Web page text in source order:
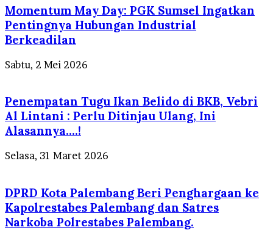
Momentum May Day: PGK Sumsel Ingatkan
Pentingnya Hubungan Industrial
Berkeadilan
Sabtu, 2 Mei 2026
Penempatan Tugu Ikan Belido di BKB, Vebri
Al Lintani : Perlu Ditinjau Ulang, Ini
Alasannya….!
Selasa, 31 Maret 2026
DPRD Kota Palembang Beri Penghargaan ke
Kapolrestabes Palembang dan Satres
Narkoba Polrestabes Palembang.